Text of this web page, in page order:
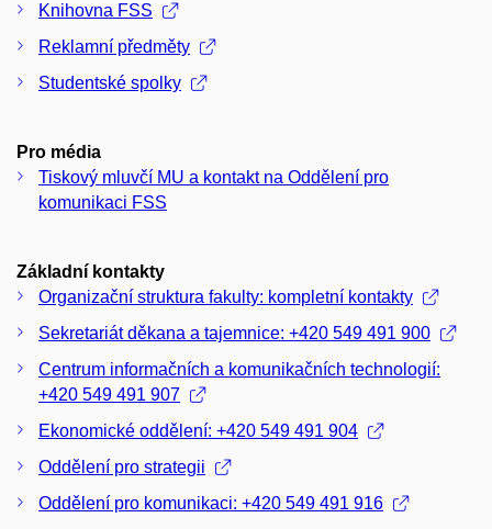
Knihovna FSS
Reklamní předměty
Studentské spolky
Pro média
Tiskový mluvčí MU a kontakt na Oddělení pro
komunikaci FSS
Základní kontakty
Organizační struktura fakulty: kompletní kontakty
Sekretariát děkana a tajemnice: +420 549 491 900
Centrum informačních a komunikačních technologií:
+420 549 491 907
Ekonomické oddělení: +420 549 491 904
Oddělení pro strategii
Oddělení pro komunikaci: +420 549 491 916